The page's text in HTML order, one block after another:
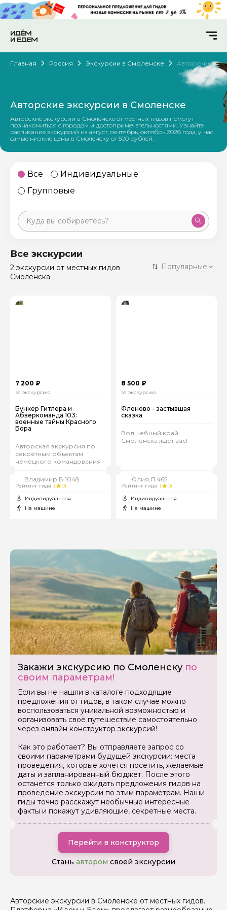
Главная Россия Экскурсии в Смоленске Авторские
Авторские экскурсии в Смоленске
Авторские экскурсии в Смоленске от местных гидов помогут
познакомиться с городом и достопримечательностями. Узнайте
расписание экскурсий на август, сентябрь, октябрь 2026 года, у нас
самые низкие цены в Смоленску от 500 рублей.
Все
Индивидуальные
Групповые
Санкт-Петербург
Россия
50 экскурсий
Все экскурсии
2 экскурсии от местных гидов
Смоленска
Популярные
7 200 ₽
за экскурсию
Бункер Гитлера и
Абверкоманда 103:
военные тайны Красного
Бора
Авторская экскурсия по
секретным объектам
немецкого командования
Владимир.В 1048
Рейтинг гида (
0)
Индивидуальная
На машине
8 500 ₽
за экскурсию
Фленово - застывшая
сказка
Волшебный край
Смоленска ждёт вас!
Юлия.Л 465
Рейтинг гида (
0)
Индивидуальная
На машине
Закажи экскурсию по Смоленску по
своим параметрам!
Если вы не нашли в каталоге подходящие
предложения от гидов, в таком случае можно
воспользоваться уникальной возможностью и
организовать своё путешествие самостоятельно
через онлайн конструктор экскурсий!
Как это работает? Вы отправляете запрос со
своими параметрами будущей экскурсии: места
проведения, которые хочется посетить, желаемые
даты и запланированный бюджет. После этого
останется только ожидать предложения гидов на
проведение экскурсии по этим параметрам. Наши
гиды точно расскажут необычные интересные
факты и покажут удивляющие, секретные места.
Перейти в конструктор
Стань автором своей экскурсии
Авторские экскурсии в Смоленске от местных гидов.
Задайте свой вопрос гиду
Как вас зовут
Ваша электронная почта
Ваш номер телефона
Вопросы и комментарии
Если у вас есть интересующие вопросы, можете их
задать